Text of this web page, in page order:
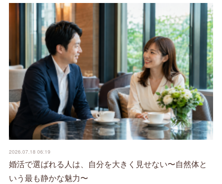
2026.07.18 06:19
婚活で選ばれる人は、自分を大きく見せない〜自然体と
いう最も静かな魅力〜